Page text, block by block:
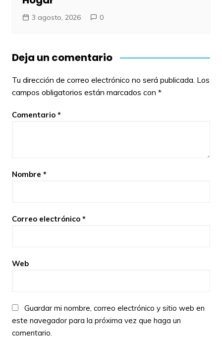
3 agosto, 2026 0
Deja un comentario
Tu dirección de correo electrónico no será publicada. Los
campos obligatorios están marcados con *
Comentario *
Nombre *
Correo electrónico *
Web
Guardar mi nombre, correo electrónico y sitio web en
este navegador para la próxima vez que haga un
comentario.